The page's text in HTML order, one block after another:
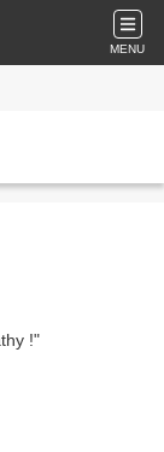
MENU